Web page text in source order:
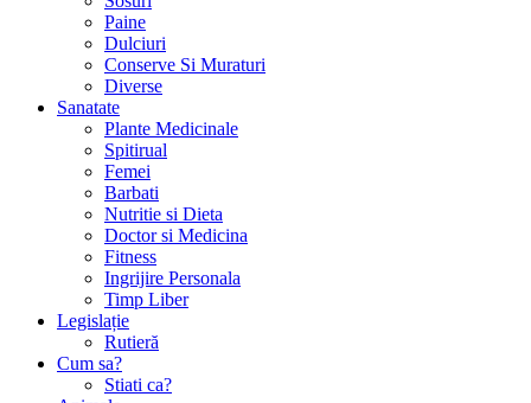
Paine
Dulciuri
Conserve Si Muraturi
Diverse
Sanatate
Plante Medicinale
Spitirual
Femei
Barbati
Nutritie si Dieta
Doctor si Medicina
Fitness
Ingrijire Personala
Timp Liber
Legislație
Rutieră
Cum sa?
Stiati ca?